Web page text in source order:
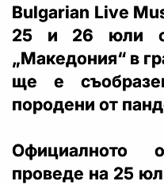
Bulgarian Live
25 и 26 юли
„Македония“ в
ще е
породени от
Официалното
проведе на 25